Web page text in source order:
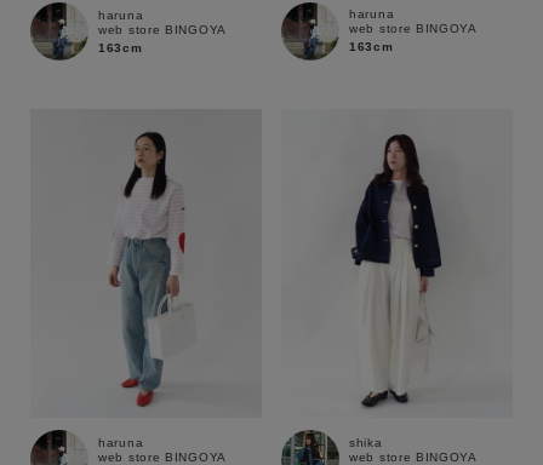
ブランド
haruna
web store BINGOYA
163cm
haruna
web store BINGOYA
163cm
haruna
web store BINGOYA
shika
web store BINGOYA